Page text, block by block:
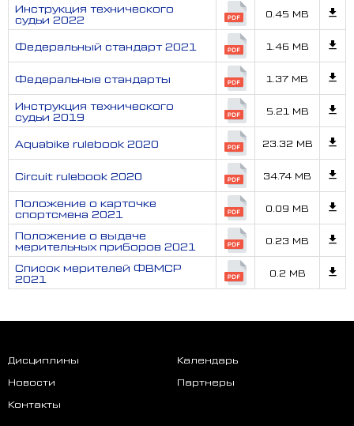
Инструкция технического
судьи 2022
0.45 MB
Федеральный стандарт 2021 1.46 MB
Федеральные стандарты 1.37 MB
Инструкция технического
судьи 2019
5.21 MB
Aquabike rulebook 2020 23.32 MB
Circuit rulebook 2020 34.74 MB
Положение о карточке
спортсмена 2021
0.09 MB
Положение о выдаче
мерительных приборов 2021
0.23 MB
Список мерителей ФВМСР
2021
0.2 MB
Дисциплины
Календарь
Новости
Партнеры
Контакты